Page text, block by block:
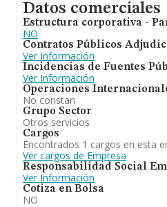
Datos comerciales
Estructura corporativa -
NO
Contratos Públicos
Ver Información
Incidencias de Fuentes
Ver Información
Operaciones
No constan
Grupo Sector
Otros servicios
Cargos
Encontrados 1 cargos en esta
Ver cargos de Empresa
Responsabilidad Social
Ver Información
Cotiza en Bolsa
NO